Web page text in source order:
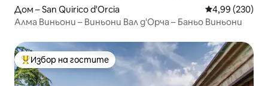
Дом – San Quirico d'Orcia Средна
4,99 (230)
Алма Виньони – Виньони Вал д'Орча – Баньо Виньони
Най-популярен избор на гостите
Избор на гостите